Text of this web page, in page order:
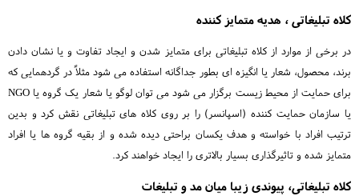
کلاه تبلیغاتی ، هدیه متمایز کننده
در برخی از موارد از کلاه تبلیغاتی برای متمایز شدن و ایجاد تفاوت و یا نشان دادن
برند، محصول، شعار یا انگیزه ای بطور جداگانه استفاده می شود مثلاً در گردهمایی که
برای حمایت از محیط زیست برگزار می شود می توان لوگو یا شعار یک گروه یا NGO
یا سازمان حمایت کننده (اسپانسر) را بر روی کلاه های تبلیغاتی نقش کرد و بدین
ترتیب افراد با خواسته و هدف یکسان براحتی دیده شده و از بقیه گروه ها یا افراد
متمایز شده و تاثیرگذاری بسیار بالاتری را ایجاد خواهند کرد.
کلاه تبلیغاتی، پیوندی زیبا میان مد و تبلیغات